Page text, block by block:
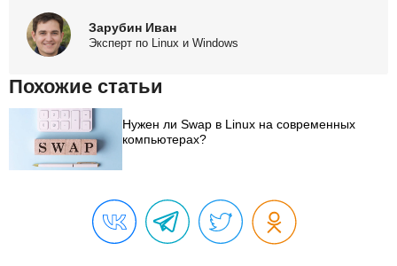
Зарубин Иван
Эксперт по Linux и Windows
Похожие статьи
Нужен ли Swap в Linux на современных
компьютерах?